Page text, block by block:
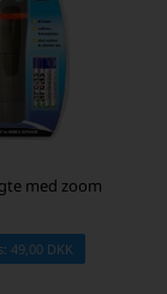
med zoom
49,00 DKK